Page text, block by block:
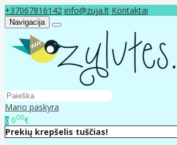
+37067816142 info@zuja.lt Kontaktai
Navigacija
Mano paskyra
0 000€
Prekių krepšelis tuščias!